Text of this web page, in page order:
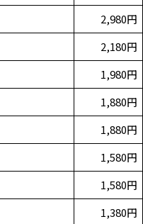
2,980円
2,180円
1,980円
1,880円
1,880円
1,580円
1,580円
1,380円